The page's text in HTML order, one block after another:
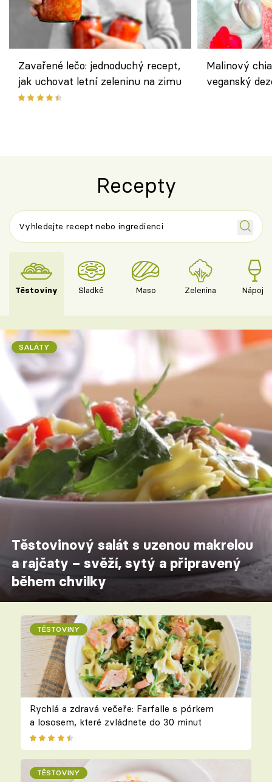
Zavařené lečo: jednoduchý recept,
jak uchovat letní zeleninu na zimu
Malinový
veganský
Recepty
Těstoviny Sladké Maso Zelenina Nápoje
SALÁTY
Těstovinový salát s uzenou makrelou
a rajčaty – svěží, sytý a připravený
během chvilky
TĚSTOVINY
Rychlá a zdravá večeře: Farfalle s pórkem
a lososem, které zvládnete do 30 minut
TĚSTOVINY